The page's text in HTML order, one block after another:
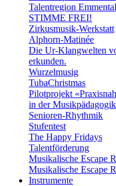
Talentregion
STIMME FREI!
Zirkusmusik-Werkstatt
Alphorn-Matinée
Die Ur-Klangwelten
erkunden.
Wurzelmusig
TubaChristmas
Pilotprojekt
in der Musikpädagogik
Senioren-Rhythmik
Stufentest
The Happy Fridays
Talentförderung
Musikalische Escape
Musikalische Escape
Instrumente